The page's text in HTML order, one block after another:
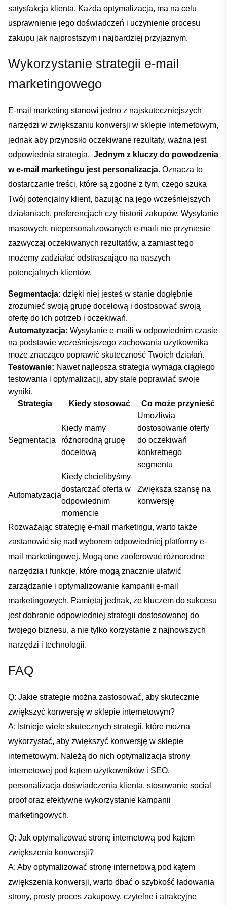
satysfakcja klienta. ⁢Każda optymalizacja, ma‍ na celu
usprawnienie ⁤jego⁤ doświadczeń i uczynienie procesu
zakupu jak najprostszym⁤ i⁤ najbardziej⁢ przyjaznym.
Wykorzystanie‌ strategii e-mail‌
marketingowego
E-mail marketing stanowi jedno z⁢ najskuteczniejszych
narzędzi w zwiększaniu konwersji w ⁢sklepie internetowym,⁣
jednak aby przynosiło ​oczekiwane rezultaty,‍ ważna jest
odpowiednia strategia. ⁣ Jednym z kluczy do powodzenia⁣
w e-mail marketingu jest personalizacja. Oznacza to ​
dostarczanie treści, które‍ są zgodne z​ tym,‍ czego szuka
Twój‍ potencjalny‌ klient, bazując‍ na jego⁤ wcześniejszych
działaniach, ⁣preferencjach czy historii zakupów. Wysyłanie
masowych, niepersonalizowanych ‍e-maili nie przyniesie
zazwyczaj oczekiwanych rezultatów, ⁤a zamiast tego
możemy zadziałać odstraszająco na naszych
potencjalnych klientów.
Segmentacja: ​dzięki niej ‌jesteś ‍w stanie dogłębnie⁣
zrozumieć ⁢swoją grupę docelową i dostosować ‌swoją⁣
ofertę do ich⁢ potrzeb⁤ i oczekiwań.
Automatyzacja: Wysyłanie e-maili w odpowiednim czasie
na podstawie wcześniejszego zachowania użytkownika
może znacząco poprawić skuteczność Twoich działań.
Testowanie: Nawet najlepsza strategia ​wymaga ciągłego ​
testowania⁢ i‌ optymalizacji, aby⁤ stale‍ poprawiać swoje
wyniki.
Strategia
Kiedy stosować Co może przynieść
Segmentacja
Kiedy mamy⁤
różnorodną grupę
docelową
Umożliwia‌
dostosowanie oferty
do ‌oczekiwań
konkretnego
segmentu
Automatyzacja
Kiedy ⁢chcielibyśmy‍
dostarczać oferta ‍w⁤
odpowiednim
momencie
Zwiększa szansę na
⁤konwersję
Rozważając strategię e-mail marketingu,⁢ warto ‌także
zastanowić się nad⁤ wyborem‌ odpowiedniej platformy e-
mail marketingowej. Mogą one‍ zaoferować różnorodne
narzędzia i funkcje, które ⁢mogą ⁤znacznie⁣ ułatwić
‍zarządzanie i optymalizowanie kampanii ‍e-mail
‌marketingowych. Pamiętaj jednak, że‌ kluczem do sukcesu
jest dobranie odpowiedniej strategii‍ dostosowanej⁤ do
twojego biznesu, a nie tylko korzystanie z najnowszych ​
narzędzi i​ technologii.
FAQ
Q: Jakie strategie ⁤można zastosować, aby ‍skutecznie
zwiększyć konwersję w​ sklepie internetowym?
A: Istnieje ⁣wiele skutecznych strategii, które można⁣
wykorzystać, ​aby zwiększyć konwersję w⁤ sklepie
internetowym. Należą ‍do ‌nich optymalizacja‌ strony
internetowej pod ⁢kątem użytkowników i⁢ SEO,
personalizacja‌ doświadczenia klienta,​ stosowanie social
proof oraz efektywne wykorzystanie kampanii
marketingowych.
Q: ⁢Jak optymalizować stronę ‌internetową pod ⁤kątem
zwiększenia konwersji?
A: ‌Aby ⁢optymalizować stronę internetową pod kątem
zwiększenia konwersji, warto dbać o ⁢szybkość ładowania
strony, prosty proces zakupowy, ‌czytelne ​i atrakcyjne
Dodano do koszyka
PRZEJDŹ DO KOSZYKA
Kontynuuj zakupy